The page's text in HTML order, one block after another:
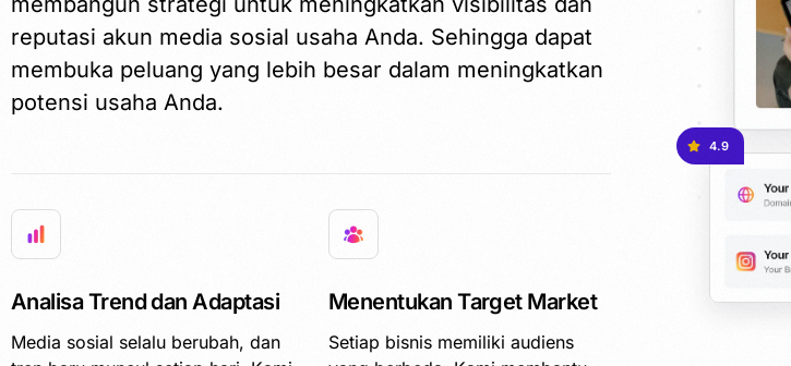
reputasi akun media sosial usaha Anda. Sehingga dapat
membuka peluang yang lebih besar dalam meningkatkan
potensi usaha Anda.
Analisa Trend dan Adaptasi
Media sosial selalu berubah, dan
Menentukan Target Market
Setiap bisnis memiliki audiens
4.9